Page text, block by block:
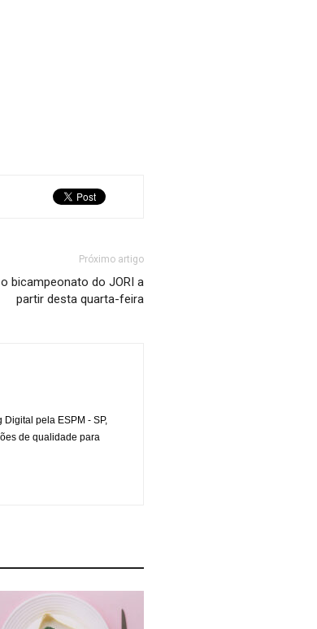
Próximo artigo
bicampeonato do JORI a
partir desta quarta-feira
pela ESPM - SP,
de qualidade para